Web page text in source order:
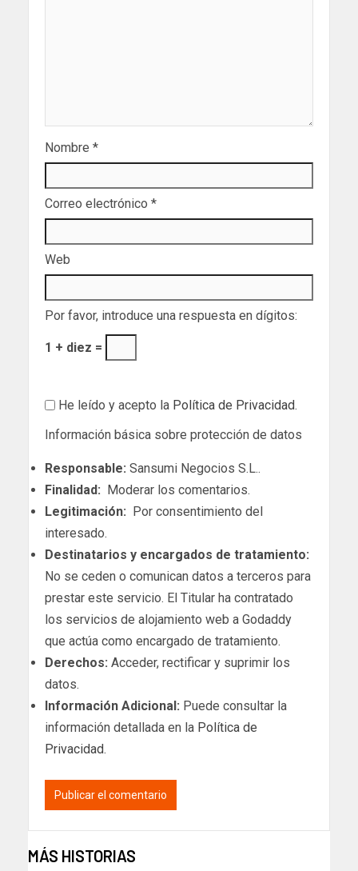
Nombre *
Correo electrónico *
Web
Por favor, introduce una respuesta en dígitos:
1 + diez =
He leído y acepto la Política de Privacidad.
Información básica sobre protección de datos
Responsable: Sansumi Negocios S.L..
Finalidad: Moderar los comentarios.
Legitimación: Por consentimiento del
interesado.
Destinatarios y encargados de tratamiento:
No se ceden o comunican datos a terceros para
prestar este servicio. El Titular ha contratado
los servicios de alojamiento web a Godaddy
que actúa como encargado de tratamiento.
Derechos: Acceder, rectificar y suprimir los
datos.
Información Adicional: Puede consultar la
información detallada en la Política de
Privacidad.
MÁS HISTORIAS